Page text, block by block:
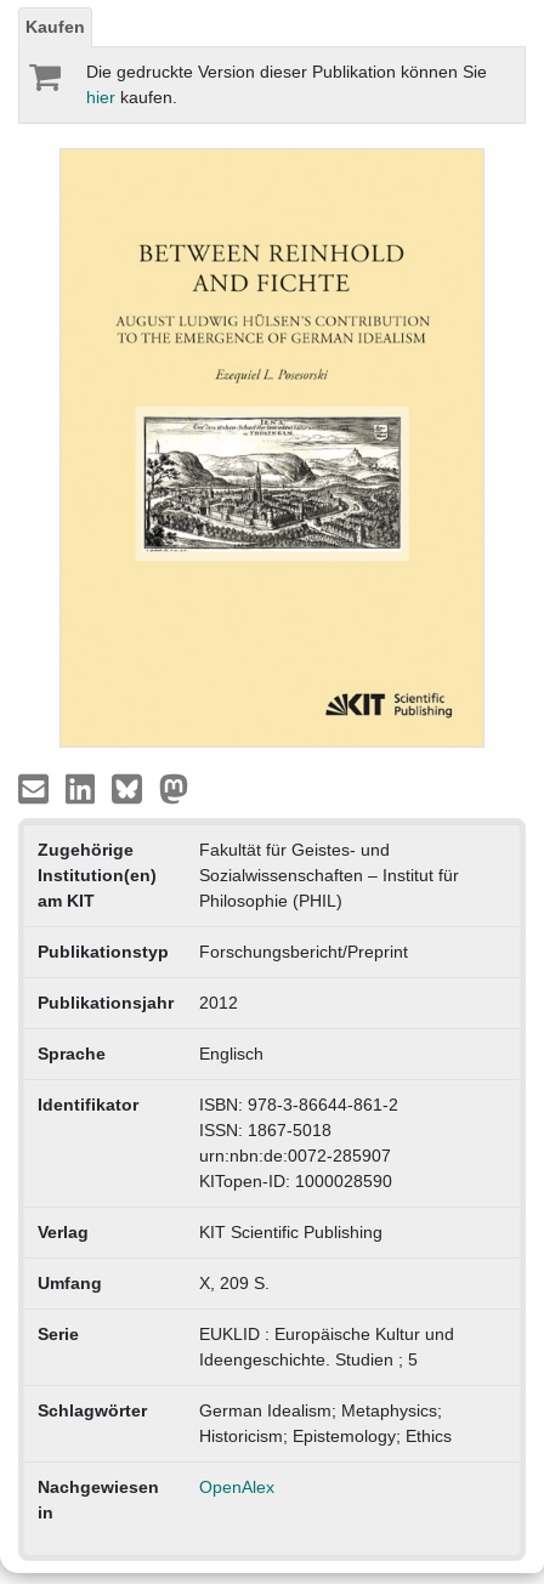
Kaufen
Die gedruckte Version dieser Publikation können Sie
hier kaufen.
Zugehörige
Institution(en)
am KIT
Fakultät für Geistes- und
Sozialwissenschaften – Institut für
Philosophie (PHIL)
Publikationstyp Forschungsbericht/Preprint
Publikationsjahr 2012
Sprache Englisch
Identifikator
ISBN: 978-3-86644-861-2
ISSN: 1867-5018
urn:nbn:de:0072-285907
KITopen-ID: 1000028590
Verlag KIT Scientific Publishing
Umfang X, 209 S.
Serie
EUKLID : Europäische Kultur und
Ideengeschichte. Studien ; 5
Schlagwörter
German Idealism; Metaphysics;
Historicism; Epistemology; Ethics
Nachgewiesen
in
OpenAlex